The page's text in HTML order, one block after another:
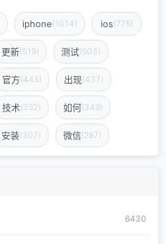
iphone(1014) ios(775)
更新(519) 测试(503)
官方(445) 出现(437)
技术(352) 如何(349)
安装(307) 微信(287)
6430